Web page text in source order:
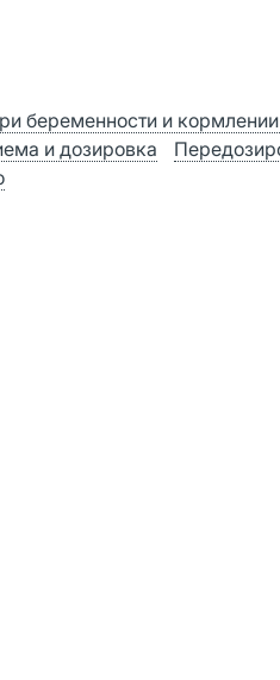
беременности и
и дозировка